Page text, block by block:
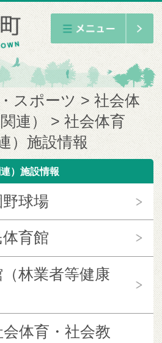
スポーツ
社会体
連）
社会体育
）施設情報
）施設情報
球場
育館
林業者等健康
体育・社会教